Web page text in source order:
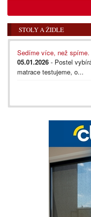
STOLY A ŽIDLE
Sedíme více, než
05.01.2026 - Postel
matrace testujeme, o...